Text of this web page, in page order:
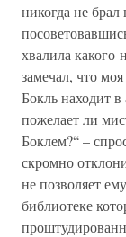
никогда не
хвалила
замечал, что
Бокль находит в
пожелает ли
Боклем?“ –
скромно
не позволяет
библиотеке